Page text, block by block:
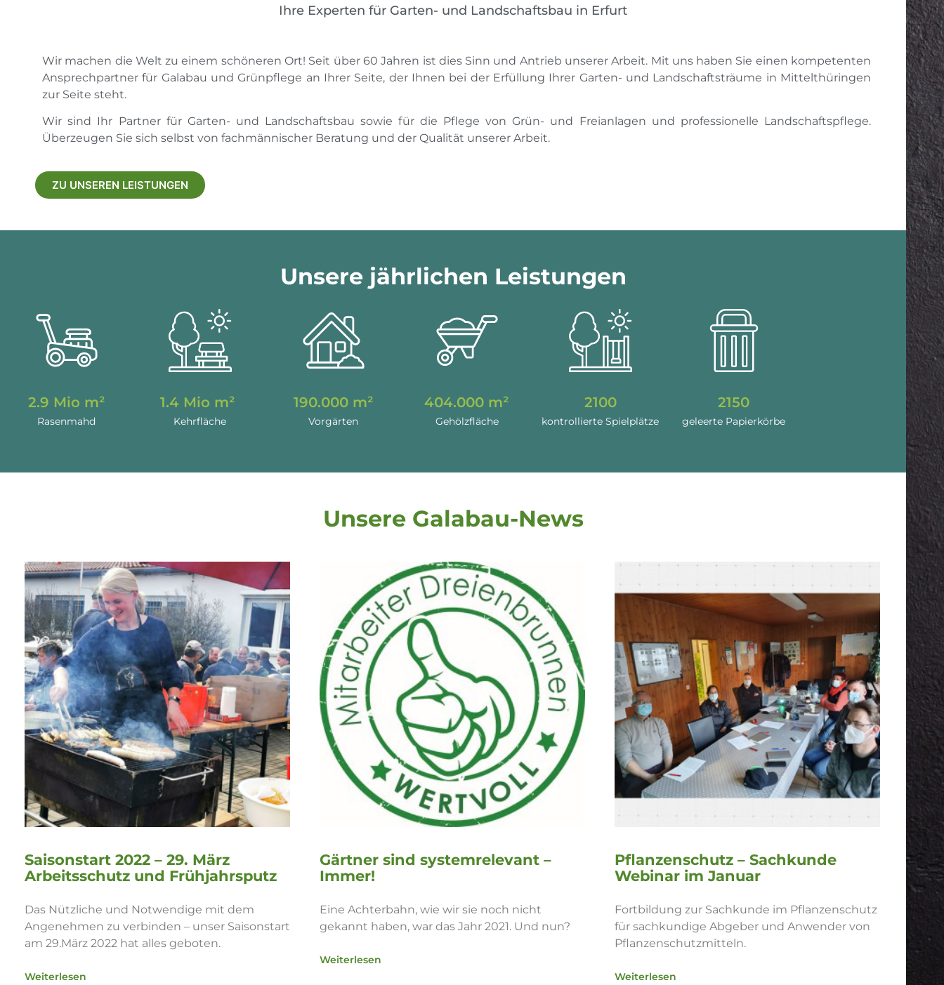
Ihre Experten für Garten- und Landschaftsbau in Erfurt
Wir machen die Welt zu einem schöneren Ort! Seit über 60 Jahren ist dies Sinn und Antrieb unserer Arbeit. Mit uns haben Sie einen kompetenten
Ansprechpartner für Galabau und Grünpflege an Ihrer Seite, der Ihnen bei der Erfüllung Ihrer Garten- und Landschaftsträume in Mittelthüringen
zur Seite steht.
Wir sind Ihr Partner für Garten- und Landschaftsbau sowie für die Pflege von Grün- und Freianlagen und professionelle Landschaftspflege.
Überzeugen Sie sich selbst von fachmännischer Beratung und der Qualität unserer Arbeit.
ZU UNSEREN LEISTUNGEN
Unsere jährlichen Leistungen
Rasenmahd
2.9 Mio m²
Kehrfläche
1.4 Mio m²
Vorgärten
190.000 m²
Gehölzfläche
404.000 m²
kontrollierte Spielplätze
2100
geleerte Papierkörbe
2150
Unsere Galabau-News
Saisonstart 2022 – 29. März
Arbeitsschutz und Frühjahrsputz
Das Nützliche und Notwendige mit dem
Angenehmen zu verbinden – unser Saisonstart
am 29.März 2022 hat alles geboten.
Weiterlesen
Gärtner sind systemrelevant –
Immer!
Eine Achterbahn, wie wir sie noch nicht
gekannt haben, war das Jahr 2021. Und nun?
Weiterlesen
Pflanzenschutz – Sachkunde
Webinar im Januar
Fortbildung zur Sachkunde im Pflanzenschutz
für sachkundige Abgeber und Anwender von
Pflanzenschutzmitteln.
Weiterlesen